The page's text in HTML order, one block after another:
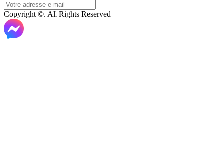
Copyright ©. All Rights Reserved